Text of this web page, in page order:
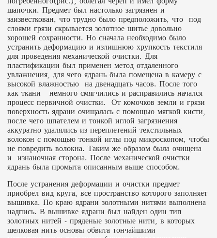
шапочки. Предмет был настолько загрязнен и
заизвесткован, что трудно было предположить, что под
слоями грязи скрывается золотное шитье довольно
хорошей сохранности. Но сначала необходимо было
устранить деформацию и излишнюю хрупкость текстиля
для проведения механической очистки. Для
пластификации был применен метод отдаленного
увлажнения, для чего ядрань была помещена в камеру с
высокой влажностью на двенадцать часов. После того
как ткани немного смягчились и расправились начался
процесс первичной очистки. От комочков земли и грязи
поверхность ядрани очищалась с помощью мягкой кисти,
после чего шпателем и тонкой иглой загрязнения
аккуратно удалялись из переплетений текстильных
волокон с помощью тонкой иглы под микроскопом, чтобы
не повредить волокна. Таким же образом была очищена
и изнаночная сторона. После механической очистки
ядрань была промыта описанным выше способом.
После устранения деформации и очистки предмет
приобрел вид круга, все пространство которого заполняет
вышивка. По краю ядрани золотными нитями выполнена
надпись. В вышивке ядрани был найден один тип
золотных нитей - пряденые золотные нити, в которых
шелковая нить основы обвита тончайшими